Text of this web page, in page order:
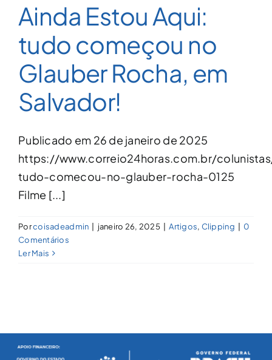
Ainda Estou Aqui:
tudo começou no
Glauber Rocha, em
Salvador!
Publicado em 26 de janeiro de 2025
https://www.correio24horas.com.br/
tudo-comecou-no-glauber-rocha-0125
Filme [...]
Porcoisadeadmin janeiro 26, 2025 Artigos, Clipping
0
Comentários
Ler Mais